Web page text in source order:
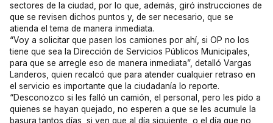
sectores de la ciudad, por lo que, además, giró instrucciones de
que se revisen dichos puntos y, de ser necesario, que se
atienda el tema de manera inmediata.
“Voy a solicitar que pasen los camiones por ahí, si OP no los
tiene que sea la Dirección de Servicios Públicos Municipales,
para que se arregle eso de manera inmediata”, detalló Vargas
Landeros, quien recalcó que para atender cualquier retraso en
el servicio es importante que la ciudadanía lo reporte.
“Desconozco si les falló un camión, el personal, pero les pido a
quienes se hayan quejado, no esperen a que se les acumule la
basura tantos días, si ven que al día siguiente, o el día que no